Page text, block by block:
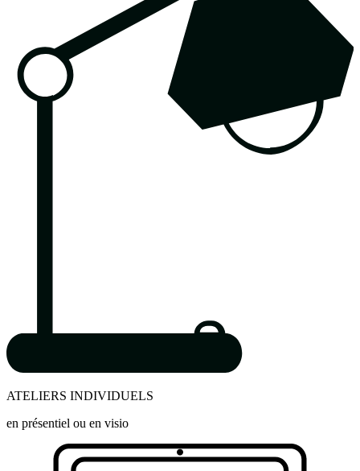
ATELIERS INDIVIDUELS
en présentiel ou en visio